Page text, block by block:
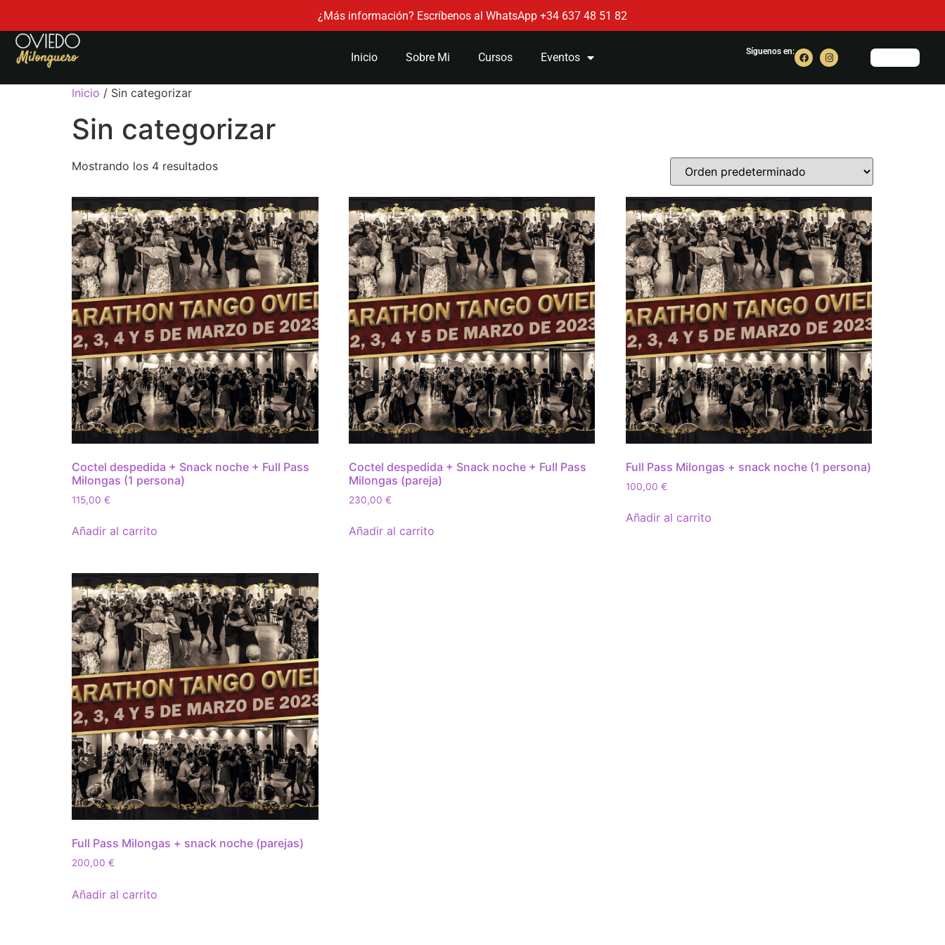
¿Más información? Escríbenos al WhatsApp +34 637 48 51 82
Inicio Sobre Mi Cursos Eventos Síguenos en:
Inicio / Sin categorizar
Sin categorizar
Mostrando los 4 resultados
Coctel despedida + Snack noche + Full Pass
Milongas (1 persona)
115,00 €
Añadir al carrito
Coctel despedida + Snack noche + Full Pass
Milongas (pareja)
230,00 €
Añadir al carrito
Full Pass Milongas + snack noche (1 persona)
100,00 €
Añadir al carrito
Full Pass Milongas + snack noche (parejas)
200,00 €
Añadir al carrito